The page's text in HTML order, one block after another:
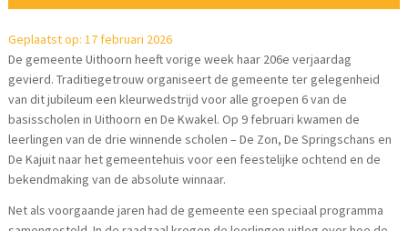
Geplaatst op: 17 februari 2026
De gemeente Uithoorn heeft vorige week haar 206e verjaardag
gevierd. Traditiegetrouw organiseert de gemeente ter gelegenheid
van dit jubileum een kleurwedstrijd voor alle groepen 6 van de
basisscholen in Uithoorn en De Kwakel. Op 9 februari kwamen de
leerlingen van de drie winnende scholen – De Zon, De Springschans en
De Kajuit naar het gemeentehuis voor een feestelijke ochtend en de
bekendmaking van de absolute winnaar.
Net als voorgaande jaren had de gemeente een speciaal programma